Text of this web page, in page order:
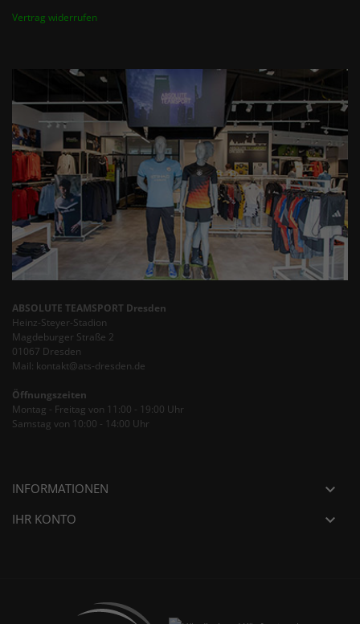
Vertrag widerrufen
ABSOLUTE TEAMSPORT Dresden
Heinz-Steyer-Stadion
Magdeburger Straße 2
01067 Dresden
Mail: kontakt@ats-dresden.de
Öffnungszeiten
Montag - Freitag von 11:00 - 19:00 Uhr
Samstag von 10:00 - 14:00 Uhr
INFORMATIONEN 
IHR KONTO 